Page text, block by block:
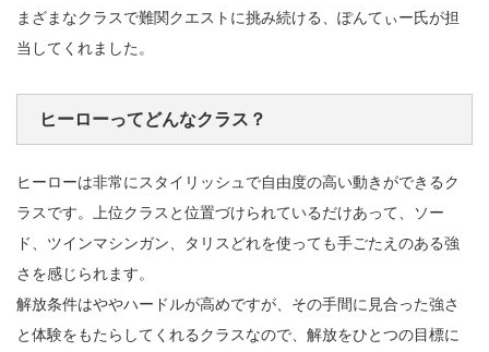
まざまなクラスで難関クエストに挑み続ける、ぽんてぃー氏が担
当してくれました。
ヒーローってどんなクラス？
ヒーローは非常にスタイリッシュで自由度の高い動きができるク
ラスです。上位クラスと位置づけられているだけあって、ソー
ド、ツインマシンガン、タリスどれを使っても手ごたえのある強
さを感じられます。
解放条件はややハードルが高めですが、その手間に見合った強さ
と体験をもたらしてくれるクラスなので、解放をひとつの目標に